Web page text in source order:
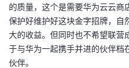
的质量，这个是需要华为云云商
保护好维护好这块金字招牌，自
大的收益。但同时也不希望联营
于与华为一起携手并进的伙伴档
伙伴。